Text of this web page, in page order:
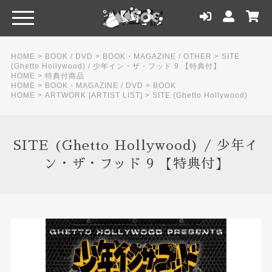
HOME > BOOK / DVD > BOOK・MAGAZINE / OTHER > SITE
(Ghetto Hollywood) / 少年イン・ザ・フッド 9 【特典付】
HOME > 特典付商品
HOME > BOOK・MAGAZINE / DVD > BOOK
HOME > ARTWORK [ARTIST LIST] > SITE (Ghetto Hollywood)
SITE (Ghetto Hollywood) / 少年イ
ン・ザ・フッド 9 【特典付】